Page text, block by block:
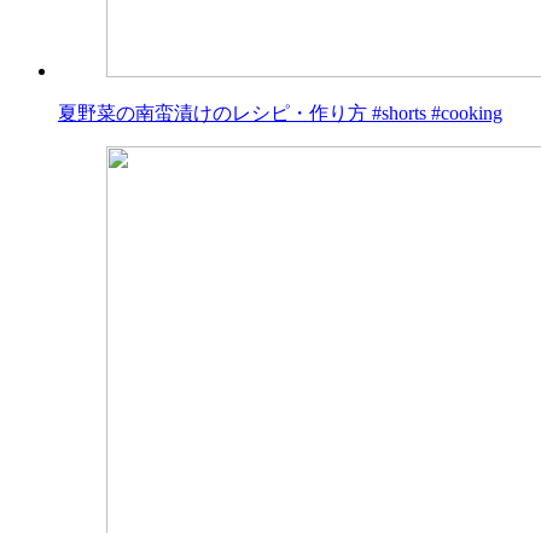
夏野菜の南蛮漬けのレシピ・作り方 #shorts #cooking